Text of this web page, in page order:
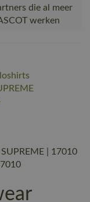
die al meer
werken
| 17010